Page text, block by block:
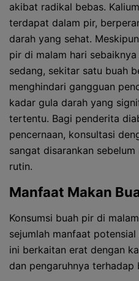
akibat radikal bebas.
terdapat dalam pir,
darah yang sehat.
pir di malam hari
sedang, sekitar satu buah
menghindari gangguan
kadar gula darah yang
tertentu. Bagi penderita
pencernaan, konsultasi
sangat disarankan
rutin.
Manfaat Makan
Konsumsi buah pir di
sejumlah manfaat
ini berkaitan erat dengan
dan pengaruhnya